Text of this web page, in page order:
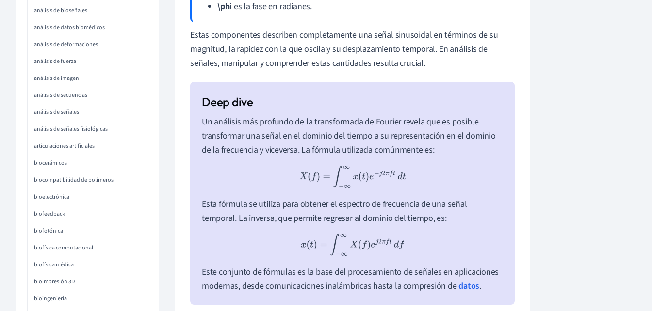
análisis de bioseñales
análisis de datos biomédicos
análisis de deformaciones
análisis de fuerza
análisis de imagen
análisis de secuencias
análisis de señales
análisis de señales fisiológicas
articulaciones artificiales
biocerámicos
biocompatibilidad de polímeros
bioelectrónica
biofeedback
biofotónica
biofísica computacional
biofísica médica
bioimpresión 3D
bioingeniería
\phi es la fase en radianes.
Estas componentes describen completamente una señal sinusoidal en términos de su
magnitud, la rapidez con la que oscila y su desplazamiento temporal. En análisis de
señales, manipular y comprender estas cantidades resulta crucial.
Un análisis más profundo de la transformada de Fourier revela que es posible
transformar una señal en el dominio del tiempo a su representación en el dominio
de la frecuencia y viceversa. La fórmula utilizada comúnmente es:
X(f )=∫ ∞ ∞ (t)e−j2πftdt
Esta fórmula se utiliza para obtener el espectro de frecuencia de una señal
temporal. La inversa, que permite regresar al dominio del tiempo, es:
x (t)= − ∞ ∞ X(f)ej2πftdf
Este conjunto de fórmulas es la base del procesamiento de señales en aplicaciones
modernas, desde comunicaciones inalámbricas hasta la compresión dedatos.